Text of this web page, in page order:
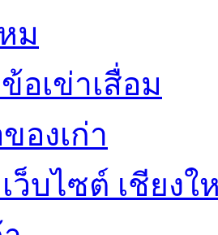
ม
อเข่าเสื่อม
องเก่า
ว็บไซต์ เชียงใ